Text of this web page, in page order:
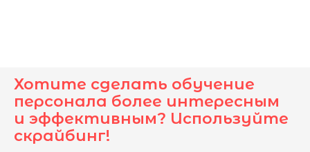
Хотите сделать обучение
персонала более интересным
и эффективным? Используйте
скрайбинг!